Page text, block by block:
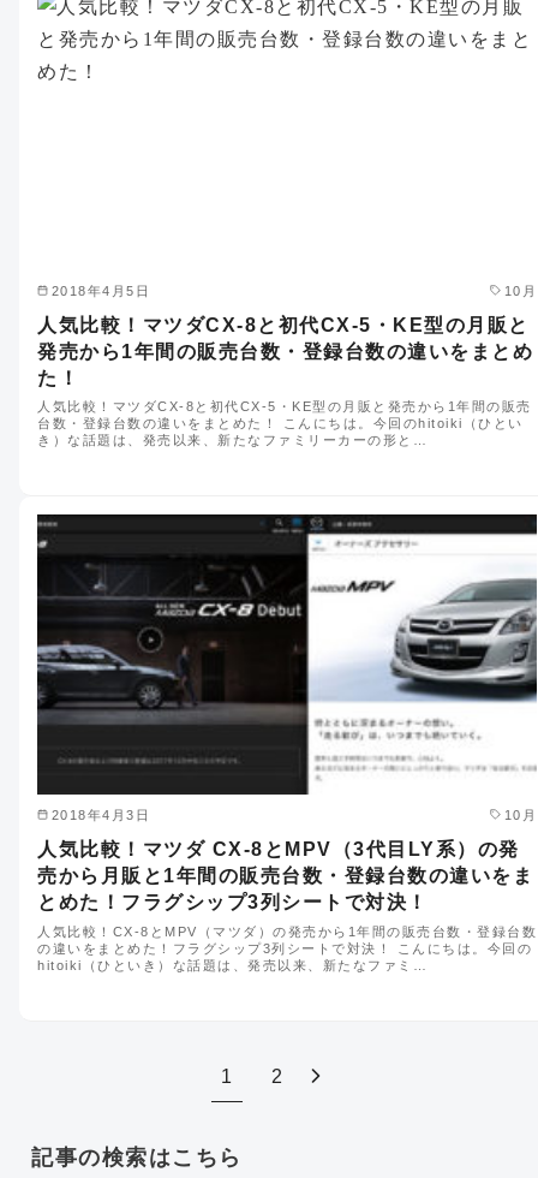
2018年4月5日 10月
人気比較！マツダCX-8と初代CX-5・KE型の月販と
発売から1年間の販売台数・登録台数の違いをまとめ
た！
人気比較！マツダCX-8と初代CX-5・KE型の月販と発売から1年間の販売
台数・登録台数の違いをまとめた！ こんにちは。今回のhitoiki（ひとい
き）な話題は、発売以来、新たなファミリーカーの形と…
2018年4月3日 10月
人気比較！マツダ CX-8とMPV（3代目LY系）の発
売から月販と1年間の販売台数・登録台数の違いをま
とめた！フラグシップ3列シートで対決！
人気比較！CX-8とMPV（マツダ）の発売から1年間の販売台数・登録台数
の違いをまとめた！フラグシップ3列シートで対決！ こんにちは。今回の
hitoiki（ひといき）な話題は、発売以来、新たなファミ…
1 2
記事の検索はこちら